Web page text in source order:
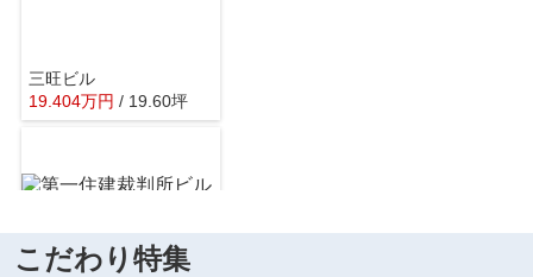
ファミリーマート 大阪市役所店
三旺ビル
19.404万円 / 19.60坪
こだわり特集